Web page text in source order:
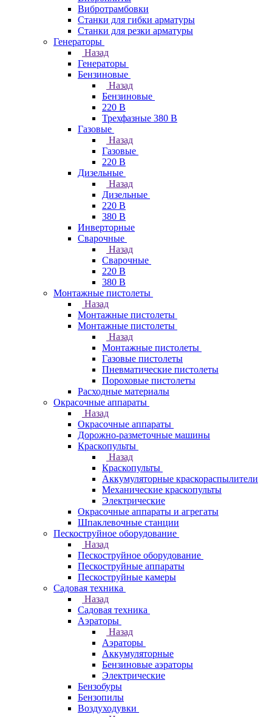
Вибротрамбовки
Станки для гибки арматуры
Станки для резки арматуры
Генераторы
Назад
Генераторы
Бензиновые
Назад
Бензиновые
220 В
Трехфазные 380 В
Газовые
Назад
Газовые
220 В
Дизельные
Назад
Дизельные
220 В
380 В
Инверторные
Сварочные
Назад
Сварочные
220 В
380 В
Монтажные пистолеты
Назад
Монтажные пистолеты
Монтажные пистолеты
Назад
Монтажные пистолеты
Газовые пистолеты
Пневматические пистолеты
Пороховые пистолеты
Расходные материалы
Окрасочные аппараты
Назад
Окрасочные аппараты
Дорожно-разметочные машины
Краскопульты
Назад
Краскопульты
Аккумуляторные краскораспылители
Механические краскопульты
Электрические
Окрасочные аппараты и агрегаты
Шпаклевочные станции
Пескоструйное оборудование
Назад
Пескоструйное оборудование
Пескоструйные аппараты
Пескоструйные камеры
Садовая техника
Назад
Садовая техника
Аэраторы
Назад
Аэраторы
Аккумуляторные
Бензиновые аэраторы
Электрические
Бензобуры
Бензопилы
Воздуходувки